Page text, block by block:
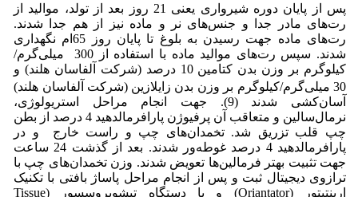
پس از پایان دوره شیرواری یعنی 21 روز بعد از تولد، موالید از
رت‌های مادر جدا و جنس‌های نر و ماده نیز از هم جدا شدند.
رت‌های ماده جهت رسیدن به بلوغ تا پایان روز 65ام نگهداری
شدند. سپس رت‌های موالید ماده با استفاده از 300 میلی‌گرم/
کیلوگرم بر وزن بدن کتامین 10 درصد (شرکت آلفاسان هلند) و
30 میلی‌گرم/کیلوگرم بر وزن بدن زایلازین
(شرکت آلفاسان هلند)
آسان‌کشی شدند (9). جهت انجام مراحل استریولوژی،
نرمال‌سالین و متعاقب آن پرفیوژن پارافرمالدهید 4 درصد از بطن
چپ قلب تزریق شد. تخمدان‌های چپ و راست خارج و در
پارافرمالدهید 4 درصد غوطه‌ور شدند. بعد از گذشت 24 ساعت
جهت تثبیت بهتر فرمالین‌ها تعویض شدند. وزن تخمدان‌های چپ با
ترازوی دیجیتال ثبت و پس از انجام مراحل پاساژ بافتی با تکنیک
ارینتیتور (Oriantator) و با دستگاه تیشوپروسسور (Tissue